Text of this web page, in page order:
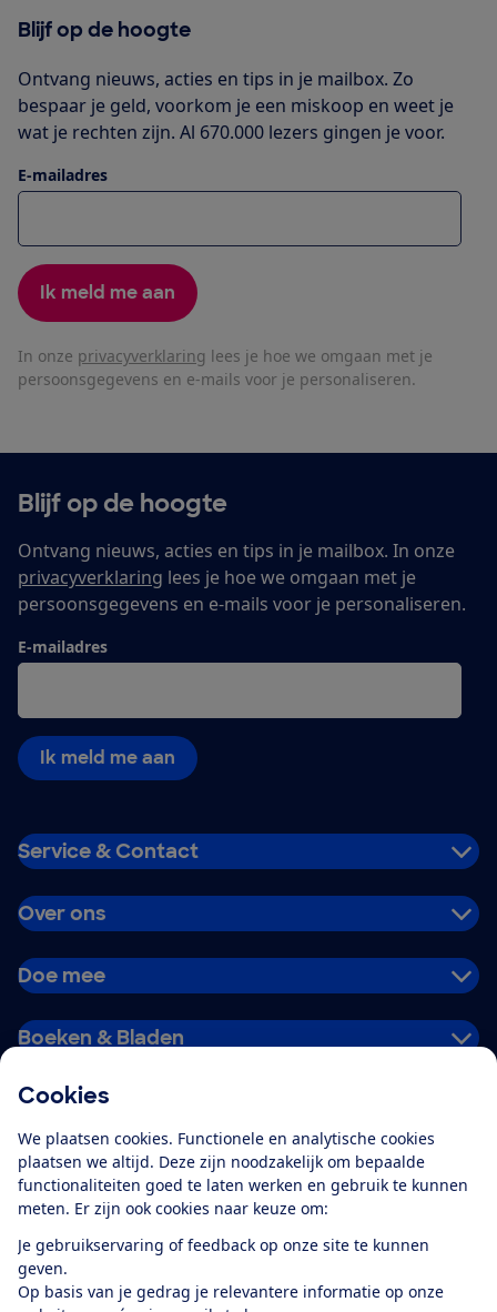
Cookies
We plaatsen cookies. Functionele en analytische cookies
plaatsen we altijd. Deze zijn noodzakelijk om bepaalde
functionaliteiten goed te laten werken en gebruik te kunnen
meten. Er zijn ook cookies naar keuze om:
Je gebruikservaring of feedback op onze site te kunnen
geven.
Op basis van je gedrag je relevantere informatie op onze
Blijf op de hoogte
Ontvang nieuws, acties en tips in je mailbox. Zo
bespaar je geld, voorkom je een miskoop en weet je
wat je rechten zijn. Al 670.000 lezers gingen je voor.
E-mailadres
Ik meld me aan
In onze privacyverklaring lees je hoe we omgaan met je
persoonsgegevens en e-mails voor je personaliseren.
Blijf op de hoogte
Ontvang nieuws, acties en tips in je mailbox. In onze
privacyverklaring lees je hoe we omgaan met je
persoonsgegevens en e-mails voor je personaliseren.
E-mailadres
Ik meld me aan
Service & Contact
Over ons
Doe mee
Boeken & Bladen
Alles over de
app